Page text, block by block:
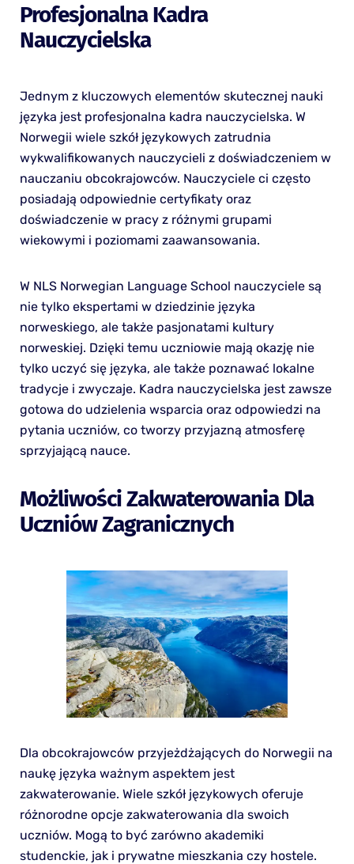
Profesjonalna Kadra
Nauczycielska
Jednym z kluczowych elementów skutecznej nauki
języka jest profesjonalna kadra nauczycielska. W
Norwegii wiele szkół językowych zatrudnia
wykwalifikowanych nauczycieli z doświadczeniem w
nauczaniu obcokrajowców. Nauczyciele ci często
posiadają odpowiednie certyfikaty oraz
doświadczenie w pracy z różnymi grupami
wiekowymi i poziomami zaawansowania.
W NLS Norwegian Language School nauczyciele są
nie tylko ekspertami w dziedzinie języka
norweskiego, ale także pasjonatami kultury
norweskiej. Dzięki temu uczniowie mają okazję nie
tylko uczyć się języka, ale także poznawać lokalne
tradycje i zwyczaje. Kadra nauczycielska jest zawsze
gotowa do udzielenia wsparcia oraz odpowiedzi na
pytania uczniów, co tworzy przyjazną atmosferę
sprzyjającą nauce.
Możliwości Zakwaterowania Dla
Uczniów Zagranicznych
Dla obcokrajowców przyjeżdżających do Norwegii na
naukę języka ważnym aspektem jest
zakwaterowanie. Wiele szkół językowych oferuje
różnorodne opcje zakwaterowania dla swoich
uczniów. Mogą to być zarówno akademiki
studenckie, jak i prywatne mieszkania czy hostele.